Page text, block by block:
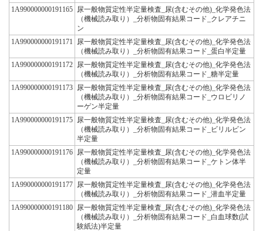
1A990000000191165
尿一般物質定性半定量検査_尿(含むその他)_化学発色法
（機械読み取り）_分析物固有結果コード_クレアチニ
ン
1A990000000191171
尿一般物質定性半定量検査_尿(含むその他)_化学発色法
（機械読み取り）_分析物固有結果コード_蛋白半定量
1A990000000191172
尿一般物質定性半定量検査_尿(含むその他)_化学発色法
（機械読み取り）_分析物固有結果コード_糖半定量
1A990000000191173
尿一般物質定性半定量検査_尿(含むその他)_化学発色法
（機械読み取り）_分析物固有結果コード_ウロビリノ
ーゲン半定量
1A990000000191175
尿一般物質定性半定量検査_尿(含むその他)_化学発色法
（機械読み取り）_分析物固有結果コード_ビリルビン
半定量
1A990000000191176
尿一般物質定性半定量検査_尿(含むその他)_化学発色法
（機械読み取り）_分析物固有結果コード_ケトン体半
定量
1A990000000191177
尿一般物質定性半定量検査_尿(含むその他)_化学発色法
（機械読み取り）_分析物固有結果コード_潜血半定量
1A990000000191180
尿一般物質定性半定量検査_尿(含むその他)_化学発色法
（機械読み取り）_分析物固有結果コード_白血球数(試
験紙法)半定量